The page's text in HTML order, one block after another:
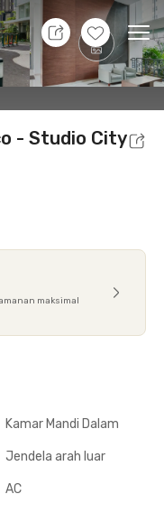
+16
Aturan
- Studio City
maksimal
Kamar Mandi Dalam
Jendela arah luar
AC